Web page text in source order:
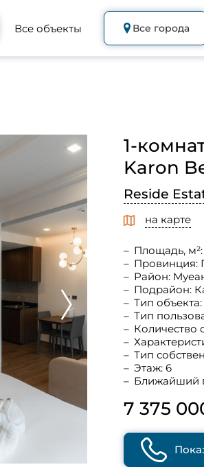
Все объекты Все города
1-
Karon
Reside
на карте
Площадь, м²:
Провинция:
Район:
Подрайон:
Тип
Тип
Количество
Тип
Этаж: 6
Ближайший
7 375